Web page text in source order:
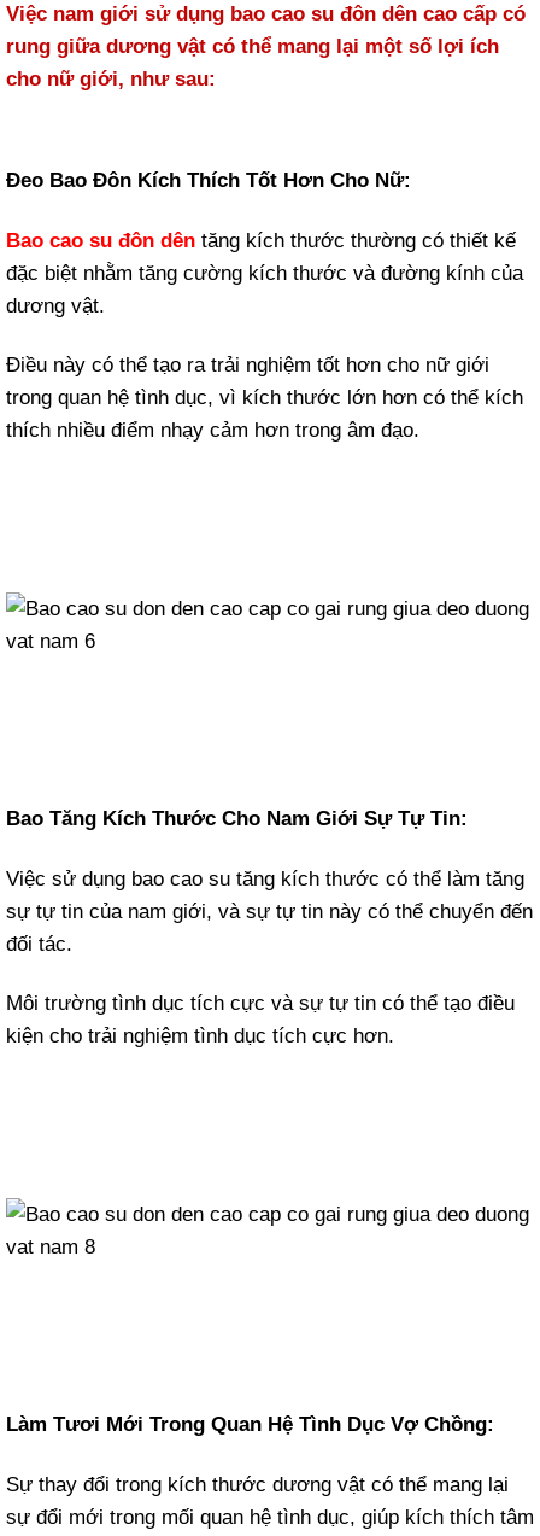
Việc nam giới sử dụng bao cao su đôn dên cao cấp có
rung giữa dương vật có thể mang lại một số lợi ích
cho nữ giới, như sau:
Đeo Bao Đôn Kích Thích Tốt Hơn Cho Nữ:
Bao cao su đôn dên tăng kích thước thường có thiết kế
đặc biệt nhằm tăng cường kích thước và đường kính của
dương vật.
Điều này có thể tạo ra trải nghiệm tốt hơn cho nữ giới
trong quan hệ tình dục, vì kích thước lớn hơn có thể kích
thích nhiều điểm nhạy cảm hơn trong âm đạo.
Bao Tăng Kích Thước Cho Nam Giới Sự Tự Tin:
Việc sử dụng bao cao su tăng kích thước có thể làm tăng
sự tự tin của nam giới, và sự tự tin này có thể chuyển đến
đối tác.
Môi trường tình dục tích cực và sự tự tin có thể tạo điều
kiện cho trải nghiệm tình dục tích cực hơn.
Làm Tươi Mới Trong Quan Hệ Tình Dục Vợ Chồng:
Sự thay đổi trong kích thước dương vật có thể mang lại
sự đổi mới trong mối quan hệ tình dục, giúp kích thích tâm